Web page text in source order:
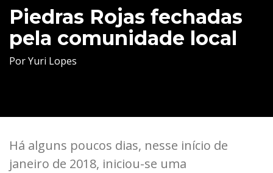
Piedras Rojas fechadas
pela comunidade local
Por Yuri Lopes
Há alguns poucos dias, nesse início de
janeiro de 2018, iniciou-se uma